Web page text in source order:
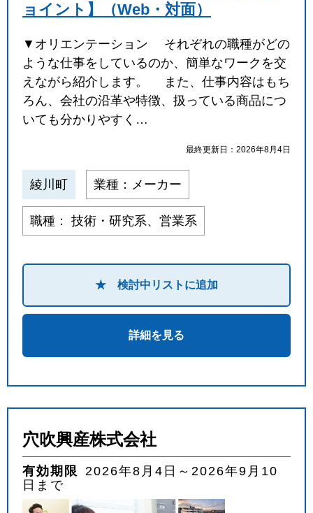
ョイント】（Web・対面）
▼オリエンテーション それぞれの職種がどの
ような仕事をしているのか、簡単なワークを交
えながら紹介します。 また、仕事内容はもち
ろん、会社の沿革や特徴、扱っている商品につ
いても分かりやすく…
最終更新日：2026年8月4日
綾川町 業種：メーカー
職種： 技術・研究系、営業系
★ 検討中リストに追加
詳細を見る
穴吹興産株式会社
有効期限 2026年8月4日～2026年9月10
日まで